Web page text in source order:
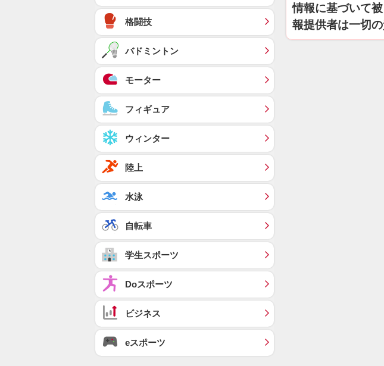
情報に基づいて
報提供者は一切
格闘技
バドミントン
モーター
フィギュア
ウィンター
陸上
水泳
自転車
学生スポーツ
Doスポーツ
ビジネス
eスポーツ